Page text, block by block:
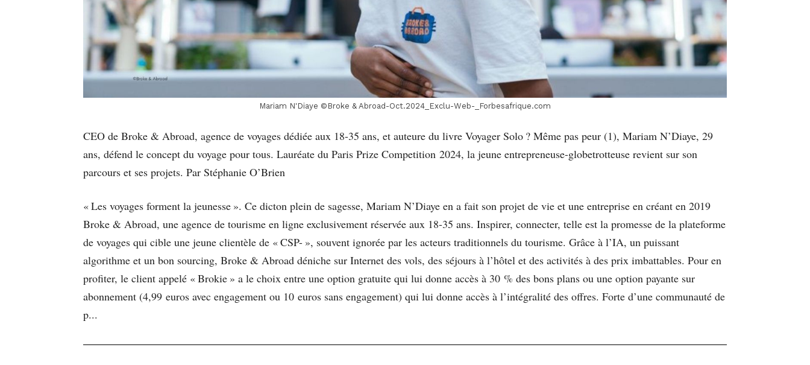
Mariam N'Diaye ©Broke & Abroad-Oct.2024_Exclu-Web-_Forbesafrique.com
CEO de Broke & Abroad, agence de voyages dédiée aux 18-35 ans, et auteure du livre Voyager Solo ? Même pas peur (1), Mariam N’Diaye, 29
ans, défend le concept du voyage pour tous. Lauréate du Paris Prize Competition 2024, la jeune entrepreneuse-globetrotteuse revient sur son
parcours et ses projets. Par Stéphanie O’Brien
« Les voyages forment la jeunesse ». Ce dicton plein de sagesse, Mariam N’Diaye en a fait son projet de vie et une entreprise en créant en 2019
Broke & Abroad, une agence de tourisme en ligne exclusivement réservée aux 18-35 ans. Inspirer, connecter, telle est la promesse de la plateforme
de voyages qui cible une jeune clientèle de « CSP- », souvent ignorée par les acteurs traditionnels du tourisme. Grâce à l’IA, un puissant
algorithme et un bon sourcing, Broke & Abroad déniche sur Internet des vols, des séjours à l’hôtel et des activités à des prix imbattables. Pour en
profiter, le client appelé « Brokie » a le choix entre une option gratuite qui lui donne accès à 30 % des bons plans ou une option payante sur
abonnement (4,99 euros avec engagement ou 10 euros sans engagement) qui lui donne accès à l’intégralité des offres. Forte d’une communauté de
p...